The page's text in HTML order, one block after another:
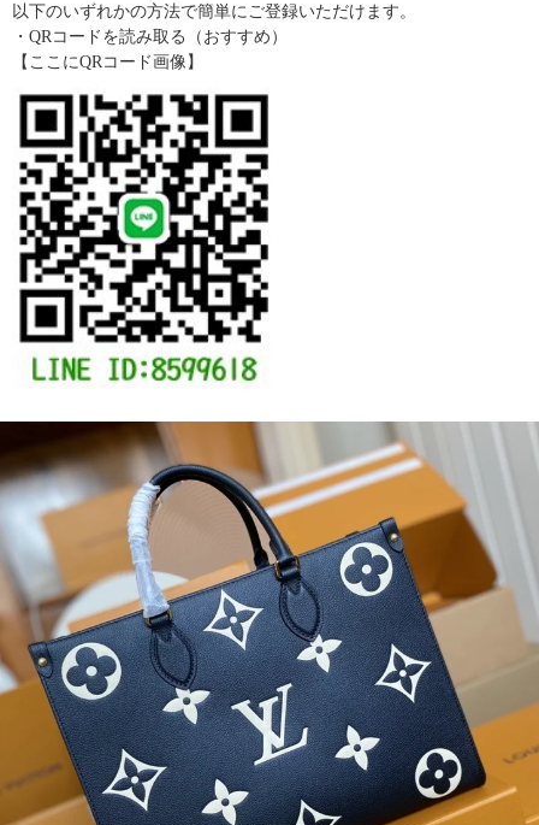
以下のいずれかの方法で簡単にご登録いただけます。
・QRコードを読み取る（おすすめ）
【ここにQRコード画像】